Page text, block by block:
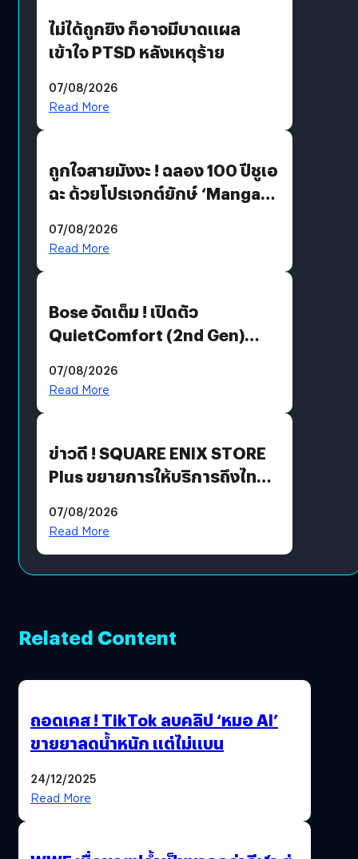
ไม่ได้ถูกยิง ก็อาจมีบาดแผล
เข้าใจ PTSD หลังเหตุร้าย
07/08/2026
Read More
ถูกใจสายมังงะ ! ฉลอง 100 ปีชูเอ
ฉะ ด้วยโปรเจกต์ยักษ์ ‘Manga
มีภาษาไทยด้วย
07/08/2026
Read More
Bose จัดเต็ม ! เปิดตัว
QuietComfort (2nd Gen)
07/08/2026
Read More
ข่าวดี ! SQUARE ENIX STORE
Plus ขยายการให้บริการถึงไทย
โดยตรง
07/08/2026
Read More
Related Content
ถอดเคส ! TikTok ลบคลิป ‘หมอ AI’
ขายยาลดน้ำหนัก แต่ไม่แบน
24/12/2025
Read More